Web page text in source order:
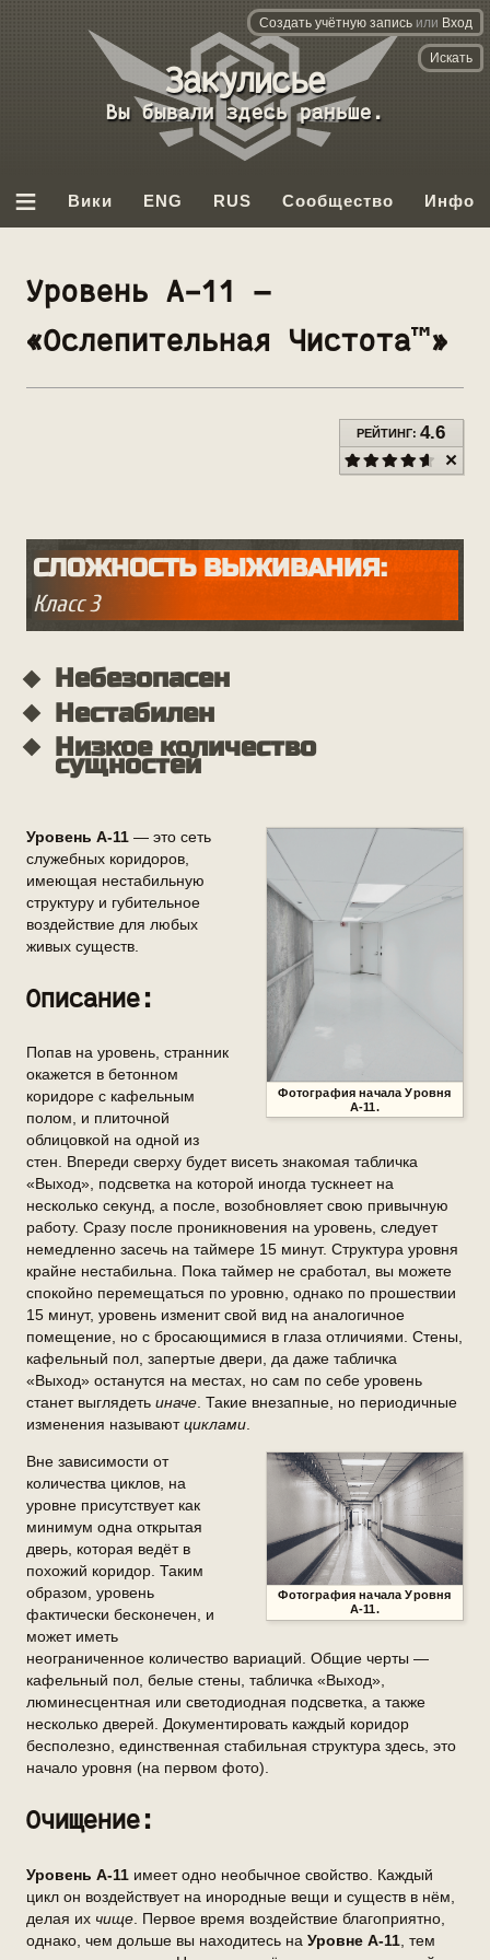
База
данных
Backrooms
Вы бывали здесь раньше.
≡ Вики ENG RUS Сообщество Инфо
Создать учётную запись или Вход
Уровень А-11 —
«Ослепительная Чистота™»
РЕЙТИНГ:4.6
СЛОЖНОСТЬ ВЫЖИВАНИЯ:
Класс 3
Фотография начала Уровня
А-11.
Уровень А-11 — это сеть
служебных коридоров,
имеющая нестабильную
структуру и губительное
воздействие для любых
живых существ.
Описание:
Попав на уровень, странник
окажется в бетонном
коридоре с кафельным
полом, и плиточной
облицовкой на одной из
стен. Впереди сверху будет висеть знакомая табличка
«Выход», подсветка на которой иногда тускнеет на
несколько секунд, а после, возобновляет свою привычную
работу. Сразу после проникновения на уровень, следует
немедленно засечь на таймере 15 минут. Структура уровня
крайне нестабильна. Пока таймер не сработал, вы можете
спокойно перемещаться по уровню, однако по прошествии
15 минут, уровень изменит свой вид на аналогичное
помещение, но с бросающимися в глаза отличиями. Стены,
кафельный пол, запертые двери, да даже табличка
«Выход» останутся на местах, но сам по себе уровень
станет выглядеть иначе. Такие внезапные, но периодичные
изменения называют циклами.
Фотография начала Уровня
А-11.
Вне зависимости от
количества циклов, на
уровне присутствует как
минимум одна открытая
дверь, которая ведёт в
похожий коридор. Таким
образом, уровень
фактически бесконечен, и
может иметь
неограниченное количество вариаций. Общие черты —
кафельный пол, белые стены, табличка «Выход»,
люминесцентная или светодиодная подсветка, а также
несколько дверей. Документировать каждый коридор
бесполезно, единственная стабильная структура здесь, это
начало уровня (на первом фото).
Очищение:
Уровень А-11 имеет одно необычное свойство. Каждый
цикл он воздействует на инородные вещи и существ в нём,
делая их чище . Первое время воздействие благоприятно,
однако, чем дольше вы находитесь на Уровне А-11 , тем